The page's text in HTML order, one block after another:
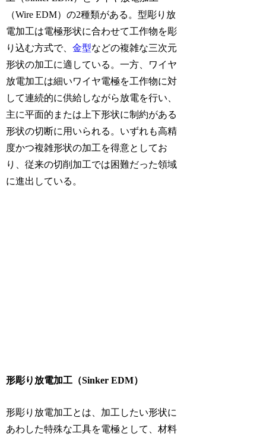
（Wire EDM）の2種類がある。型彫り放
電加工は電極形状に合わせて工作物を彫
り込む方式で、金型などの複雑な三次元
形状の加工に適している。一方、ワイヤ
放電加工は細いワイヤ電極を工作物に対
して連続的に供給しながら放電を行い、
主に平面的または上下形状に制約がある
形状の切断に用いられる。いずれも高精
度かつ複雑形状の加工を得意としてお
り、従来の切削加工では困難だった領域
に進出している。
形彫り放電加工（Sinker EDM）
形彫り放電加工とは、加工したい形状に
あわした特殊な工具を電極として、材料